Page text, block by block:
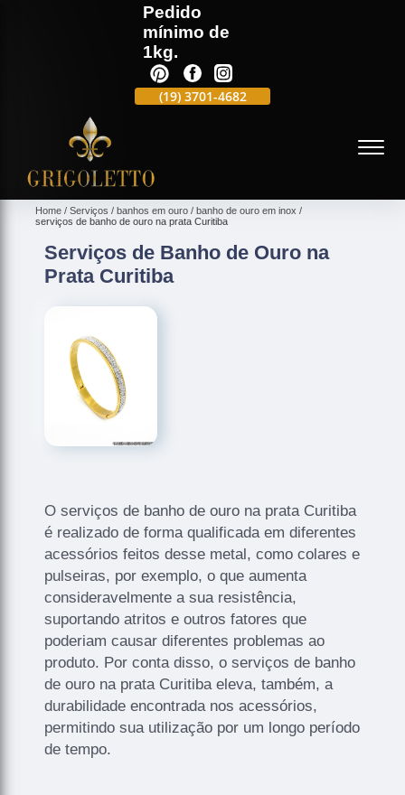
Pedido
mínimo de
1kg.
(19) 3701-4682 (19)
Home Serviços banhos em ouro
banho de ouro em inox
serviços de banho de ouro na prata Curitiba
Serviços de Banho de Ouro na
Prata Curitiba
O serviços de banho de ouro na prata Curitiba
é realizado de forma qualificada em diferentes
acessórios feitos desse metal, como colares e
pulseiras, por exemplo, o que aumenta
consideravelmente a sua resistência,
suportando atritos e outros fatores que
poderiam causar diferentes problemas ao
produto. Por conta disso, o serviços de banho
de ouro na prata Curitiba eleva, também, a
durabilidade encontrada nos acessórios,
permitindo sua utilização por um longo período
de tempo.